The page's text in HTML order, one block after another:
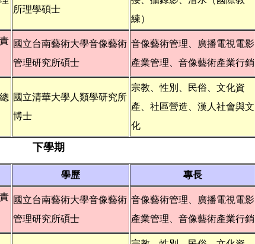
所理學碩士
練）
國立台南藝術大學音像藝術
管理研究所碩士
音像藝術管理、廣播電視電影
產業管理、音像藝術產業行銷
國立清華大學人類學研究所
博士
宗教、性別、民俗、文化資
產、社區營造、漢人社會與文
化
下學期
學歷 專長
國立台南藝術大學音像藝術
管理研究所碩士
音像藝術管理、廣播電視電影
產業管理、音像藝術產業行銷